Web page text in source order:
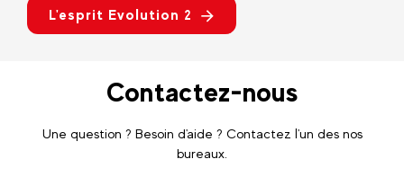
L'esprit Evolution 2
Contactez-nous
Une question ? Besoin d'aide ? Contactez l'un des nos
bureaux.